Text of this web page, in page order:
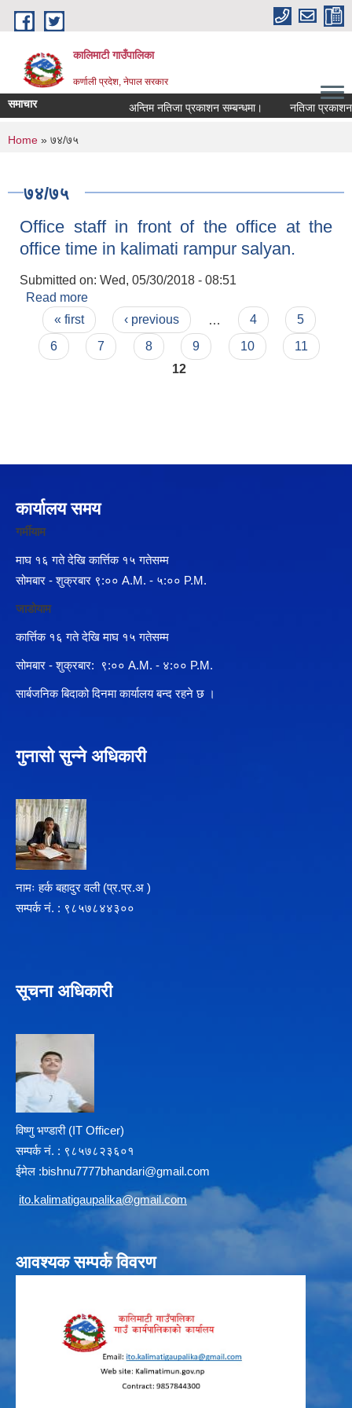
Skip to main content
कालिमाटी गाउँपालिका
कर्णाली प्रदेश, नेपाल सरकार
समाचार अन्तिम नतिजा प्रकाशन सम्बन्धमा। नतिजा प्रकाशन
You are here
Home » ७४/७५
७४/७५
Office staff in front of the office at the
office time in kalimati rampur salyan.
Submitted on: Wed, 05/30/2018 - 08:51
Read more
office time in kalimati rampur salyan.
Pages
« first ‹ previous 4
5
6
7 8 9 10
11
12
कार्यालय समय
गर्मीयाम
माघ १६ गते देखि कार्त्तिक १५ गतेसम्म
सोमबार - शुक्रबार ९:०० A.M. - ५:०० P.M.
जाडोयाम
कार्त्तिक १६ गते देखि माघ १५ गतेसम्म
सोमबार - शुक्रबार: ९:०० A.M. - ४:०० P.M.
सार्बजनिक बिदाको दिनमा कार्यालय बन्द रहने छ ।
गुनासो सुन्ने अधिकारी
नामः हर्क बहादुर वली (प्र‍.प्र.अ )
सम्पर्क न‌ं. : ९८५७८४४३००
सूचना अधिकारी
विष्णु भण्डारी (IT Officer)
सम्पर्क न‌ं. : ९८५७८२३६०१
ईमेल :bishnu7777bhandari@gmail.com
ito.kalimatigaupalika@gmail.com
आवश्यक सम्पर्क विवरण